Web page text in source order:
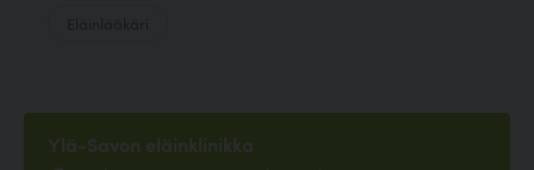
Ylä-Savon eläinklinikka